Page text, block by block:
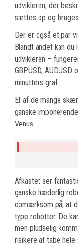
udvikleren, der
sættes op og
Der er også et par
Blandt andet kan
udvikleren –
GBPUSD, AUDUSD
minutters graf.
Et af de mange
ganske
Venus.
Afkastet ser
ganske hæderlig
opmærksom på, at
type robotter. De
men pludselig
risikere at tabe hele